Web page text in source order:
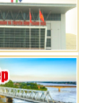
nhân dân